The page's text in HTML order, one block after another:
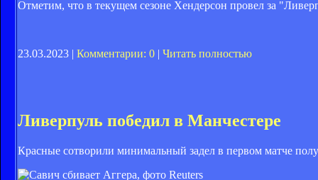
Отметим, что в текущем сезоне Хендерсон провел за
23.03.2023 | Комментарии: 0 | Читать полностью
Ливерпуль победил в Манчестере
Красные сотворили минимальный задел в первом матче